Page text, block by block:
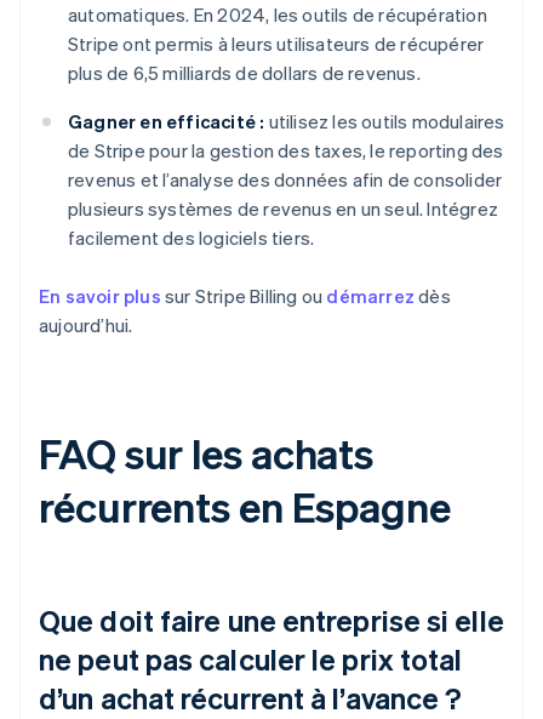
automatiques. En 2024, les outils de récupération
Stripe ont permis à leurs utilisateurs de récupérer
plus de 6,5 milliards de dollars de revenus.
Gagner en efficacité : utilisez les outils modulaires
de Stripe pour la gestion des taxes, le reporting des
revenus et l’analyse des données afin de consolider
plusieurs systèmes de revenus en un seul. Intégrez
facilement des logiciels tiers.
En savoir plus sur Stripe Billing ou démarrez dès
aujourd’hui.
FAQ sur les achats
récurrents en Espagne
Que doit faire une entreprise si elle
ne peut pas calculer le prix total
d’un achat récurrent à l’avance ?